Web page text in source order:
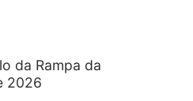
da Rampa da
2026